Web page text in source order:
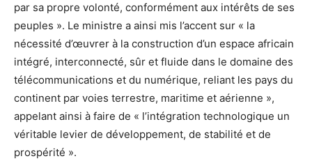
par sa propre volonté, conformément aux intérêts de ses
peuples ». Le ministre a ainsi mis l’accent sur « la
nécessité d’œuvrer à la construction d’un espace africain
intégré, interconnecté, sûr et fluide dans le domaine des
télécommunications et du numérique, reliant les pays du
continent par voies terrestre, maritime et aérienne »,
appelant ainsi à faire de « l’intégration technologique un
véritable levier de développement, de stabilité et de
prospérité ».